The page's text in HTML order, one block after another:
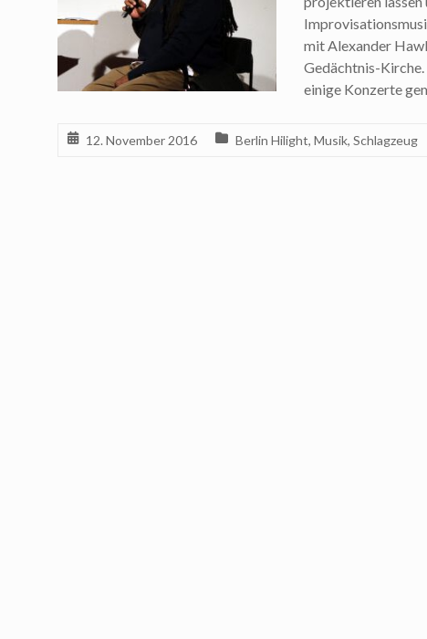
mit Alexander
Gedächtnis-Kirche.
einige Konzerte
12. November 2016 Berlin Hilight, Musik, Schlagzeug